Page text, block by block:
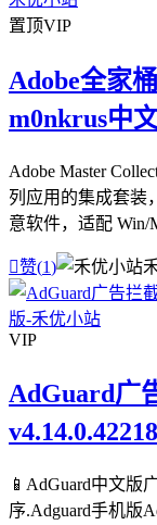
置顶VIP
Adobe全家
m0nkrus中
Adobe Master
列应用的集成套装
意软件，适配 Win/
赞(1)
VIP
AdGuard广
📱AdGuard中文版
序.Adguard手机版